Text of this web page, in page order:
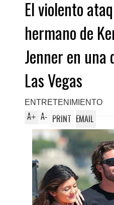
El violento
hermano de
Jenner en una
Las Vegas
ENTRETENIMIENTO
A+ A- PRINT EMAIL